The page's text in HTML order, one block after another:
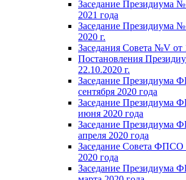
Заседание Президиума №
2021 года
Заседание Президиума №
2020 г.
Заседания Совета №V от
Постановления
22.10.2020 г.
Заседание Президиума
сентября 2020 года
Заседание Президиума
июня 2020 года
Заседание Президиума
апреля 2020 года
Заседание Совета ФПСО
2020 года
Заседание Президиума